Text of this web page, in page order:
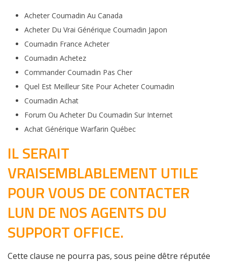
Acheter Coumadin Au Canada
Acheter Du Vrai Générique Coumadin Japon
Coumadin France Acheter
Coumadin Achetez
Commander Coumadin Pas Cher
Quel Est Meilleur Site Pour Acheter Coumadin
Coumadin Achat
Forum Ou Acheter Du Coumadin Sur Internet
Achat Générique Warfarin Québec
IL SERAIT
VRAISEMBLABLEMENT UTILE
POUR VOUS DE CONTACTER
LUN DE NOS AGENTS DU
SUPPORT OFFICE.
Cette clause ne pourra pas, sous peine dêtre réputée